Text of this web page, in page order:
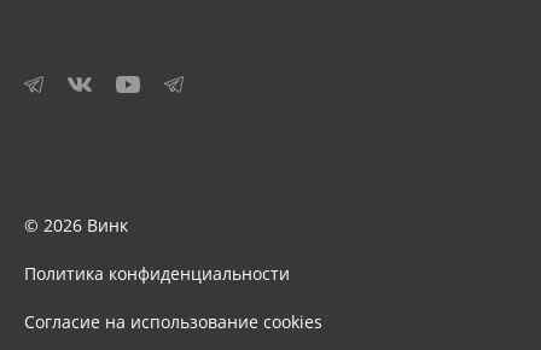
© 2026 Винк
Политика конфиденциальности
Согласие на использование cookies